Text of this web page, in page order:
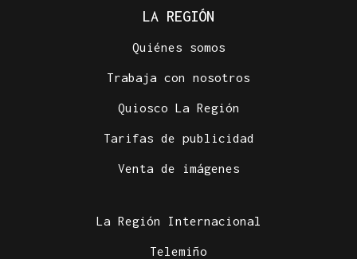
LA REGIÓN
Quiénes somos
Trabaja con nosotros
Quiosco La Región
Tarifas de publicidad
Venta de imágenes
La Región Internacional
Telemiño